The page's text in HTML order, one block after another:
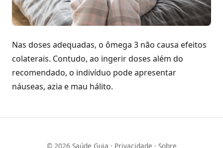
Nas doses adequadas, o ômega 3 não causa efeitos
colaterais. Contudo, ao ingerir doses além do
recomendado, o indivíduo pode apresentar
náuseas, azia e mau hálito.
© 2026 Saúde Guia · Privacidade · Sobre